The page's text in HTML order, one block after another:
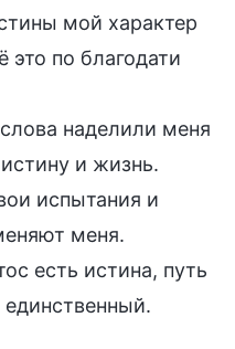
мой характер
это по благодати
наделили меня
и жизнь.
испытания и
меня.
есть истина, путь